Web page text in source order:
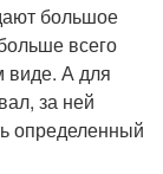
большое
всего
виде. А для
за ней
определенный